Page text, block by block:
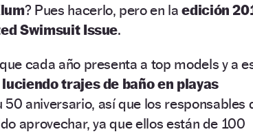
? Pues hacerlo, pero en laedición
Swimsuit Issue.
cada año presenta a top models y a
luciendo trajes de baño en playas
50 aniversario, así que los responsables
aprovechar, ya que ellos están de 100